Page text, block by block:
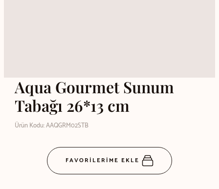
Aqua Gourmet Sunum
Tabağı 26*13 cm
Ürün Kodu: AAQGRM02STB
FAVORİLERİME EKLE